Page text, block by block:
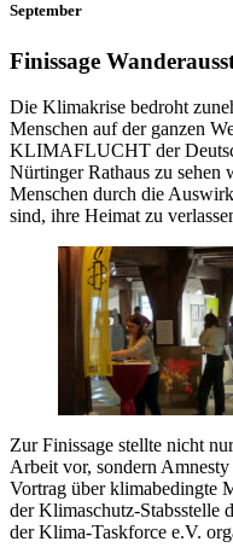
September
Finissage
Die Klimakrise bedroht
Menschen auf der ganzen
KLIMAFLUCHT der
Nürtinger Rathaus zu
Menschen durch die
sind, ihre Heimat zu
Zur Finissage stellte nicht
Arbeit vor, sondern
Vortrag über klimabedingte
der Klimaschutz-Stabsstelle
der Klima-Taskforce e.V.